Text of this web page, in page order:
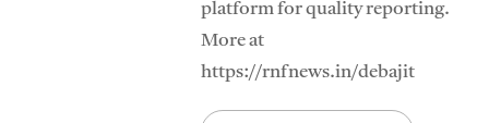
platform for quality reporting.
More at
https://rnfnews.in/debajit